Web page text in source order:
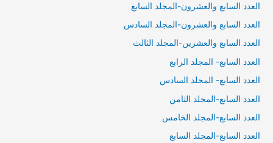
العدد السابع والعشرون-المجلد السابع
العدد السابع والعشرون-المجلد السادس
العدد السابع والعشرين-المجلد الثالث
العدد السابع- المجلد الرابع
العدد السابع- المجلد السادس
العدد السابع-المجلد الثامن
العدد السابع-المجلد الخامس
العدد السابع-المجلد السابع